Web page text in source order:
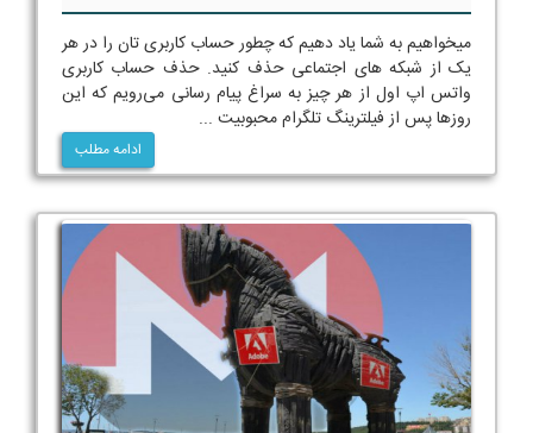
میخواهیم به شما یاد دهیم که چطور حساب‌ کاربری تان را در هر
یک از شبکه های اجتماعی حذف کنید. حذف حساب کاربری
واتس اپ اول از هر چیز به سراغ پیام رسانی می‌رویم که این
روزها پس از فیلترینگ تلگرام محبوبیت ...
ادامه مطلب